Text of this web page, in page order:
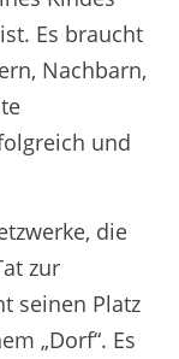
Es braucht
Nachbarn,
und
die
zur
seinen Platz
„Dorf“. Es